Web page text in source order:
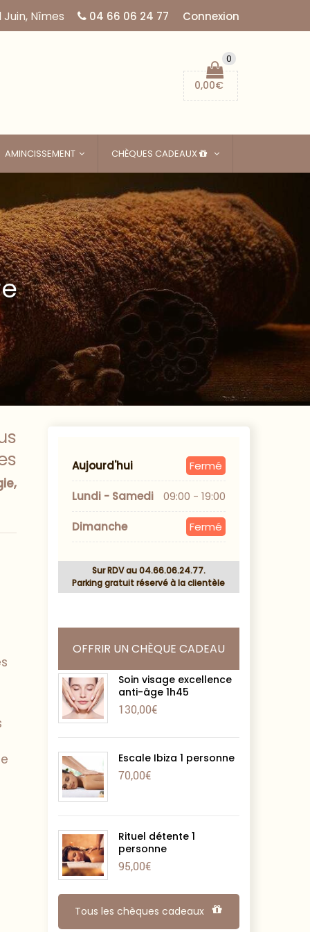
Connexion
Nîmes 04 66 06 24 77
0
0,00€
AMINCISSEMENT CHÈQUES CADEAUX
Aujourd'hui Fermé
Lundi - Samedi 09:00 - 19:00
Dimanche Fermé
Sur RDV au 04.66.06.24.77.
Parking gratuit réservé à la clientèle
OFFRIR UN CHÈQUE CADEAU
Soin visage excellence
anti-âge 1h45
130,00€
Escale Ibiza 1 personne
70,00€
Rituel détente 1
personne
95,00€
Tous les chèques cadeaux